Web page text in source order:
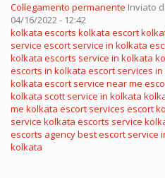
Collegamento permanente Inviato
04/16/2022 - 12:42
kolkata escorts kolkata escort
service escort service in kolkata
kolkata escorts service in kolkata
escorts in kolkata escort services
kolkata escort service near me
kolkata scott service in kolkata
me kolkata escort services escort
service kolkata escorts service
escorts agencybest escort service
kolkata